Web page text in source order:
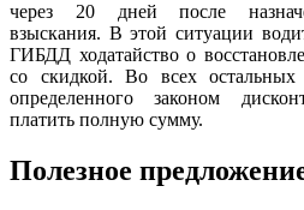
через 20 дней после
взыскания. В этой ситуации
ГИБДД ходатайство о
со скидкой. Во всех остальных
определенного законом
платить полную сумму.
Полезное